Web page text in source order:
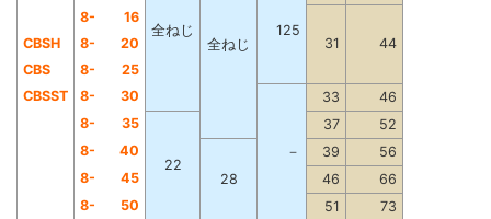
全ねじ
全ねじ
125
8-
16
31
44
CBSH 8-
20
CBS
8-
25
CBSST
8- 30
－
33
46
8-
35
22
37
52
8-
40
28
39
56
8-
45 46
66
8-
50 51
73